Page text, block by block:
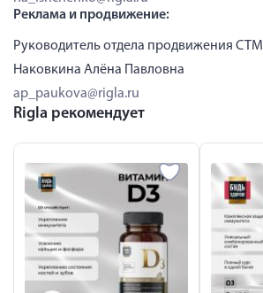
Реклама и продвижение:
Руководитель отдела продвижения СТМ
Наковкина Алёна Павловна
ap_paukova@rigla.ru
Rigla рекомендует